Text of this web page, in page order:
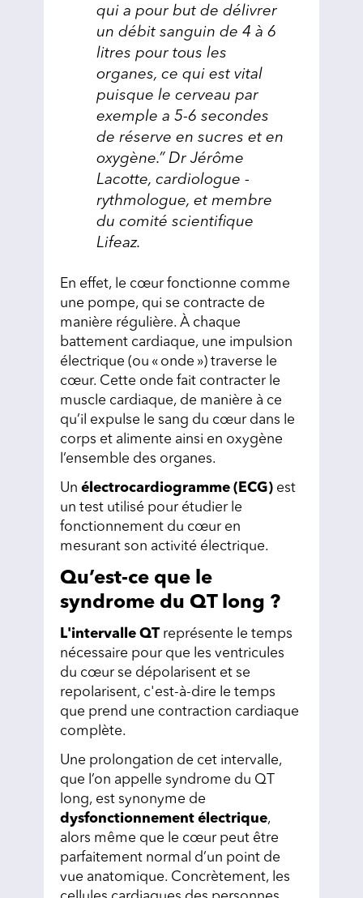
qui a pour but de délivrer
un débit sanguin de 4 à 6
litres pour tous les
organes, ce qui est vital
puisque le cerveau par
exemple a 5-6 secondes
de réserve en sucres et en
oxygène.” Dr Jérôme
Lacotte, cardiologue -
rythmologue, et membre
du comité scientifique
Lifeaz.
En effet, le cœur fonctionne comme
une pompe, qui se contracte de
manière régulière. À chaque
battement cardiaque, une impulsion
électrique (ou « onde ») traverse le
cœur. Cette onde fait contracter le
muscle cardiaque, de manière à ce
qu’il expulse le sang du cœur dans le
corps et alimente ainsi en oxygène
l’ensemble des organes.
Un électrocardiogramme (ECG) est
un test utilisé pour étudier le
fonctionnement du cœur en
mesurant son activité électrique.
Qu’est-ce que le
syndrome du QT long ?
L'intervalle QT représente le temps
nécessaire pour que les ventricules
du cœur se dépolarisent et se
repolarisent, c'est-à-dire le temps
que prend une contraction cardiaque
complète.
Une prolongation de cet intervalle,
que l’on appelle syndrome du QT
long, est synonyme de
dysfonctionnement électrique,
alors même que le cœur peut être
parfaitement normal d’un point de
vue anatomique. Concrètement, les